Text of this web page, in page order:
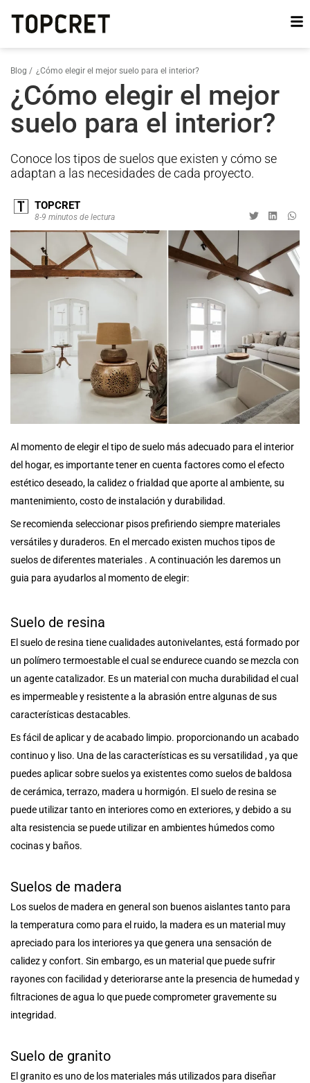
Blog / ¿Cómo elegir el mejor suelo para el interior?
¿Cómo elegir el mejor
suelo para el interior?
Conoce los tipos de suelos que existen y cómo se
adaptan a las necesidades de cada proyecto.
TOPCRET
8-9 minutos de lectura
Al momento de elegir el tipo de suelo más adecuado para el interior
del hogar, es importante tener en cuenta factores como el efecto
estético deseado, la calidez o frialdad que aporte al ambiente, su
mantenimiento, costo de instalación y durabilidad.
Se recomienda seleccionar pisos prefiriendo siempre materiales
versátiles y duraderos. En el mercado existen muchos tipos de
suelos de diferentes materiales . A continuación les daremos un
guia para ayudarlos al momento de elegir:
Suelo de resina
El suelo de resina tiene cualidades autonivelantes, está formado por
un polímero termoestable el cual se endurece cuando se mezcla con
un agente catalizador. Es un material con mucha durabilidad el cual
es impermeable y resistente a la abrasión entre algunas de sus
características destacables.
Es fácil de aplicar y de acabado limpio. proporcionando un acabado
continuo y liso. Una de las características es su versatilidad , ya que
puedes aplicar sobre suelos ya existentes como suelos de baldosa
de cerámica, terrazo, madera u hormigón. El suelo de resina se
puede utilizar tanto en interiores como en exteriores, y debido a su
alta resistencia se puede utilizar en ambientes húmedos como
cocinas y baños.
Suelos de madera
Los suelos de madera en general son buenos aislantes tanto para
la temperatura como para el ruido, la madera es un material muy
apreciado para los interiores ya que genera una sensación de
calidez y confort. Sin embargo, es un material que puede sufrir
rayones con facilidad y deteriorarse ante la presencia de humedad y
filtraciones de agua lo que puede comprometer gravemente su
integridad.
Suelo de granito
El granito es uno de los materiales más utilizados para diseñar